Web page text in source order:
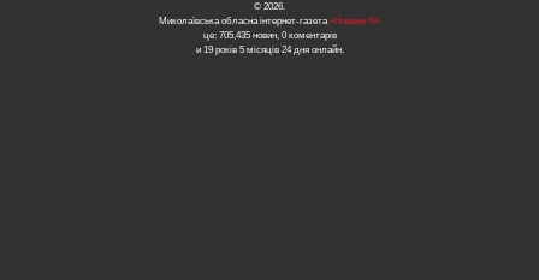
© 2026.
Миколаївська обласна інтернет-газета«Новини N»
це: 705,435 новин, 0 коментарів
и 19 років 5 місяців 24 дня онлайн.